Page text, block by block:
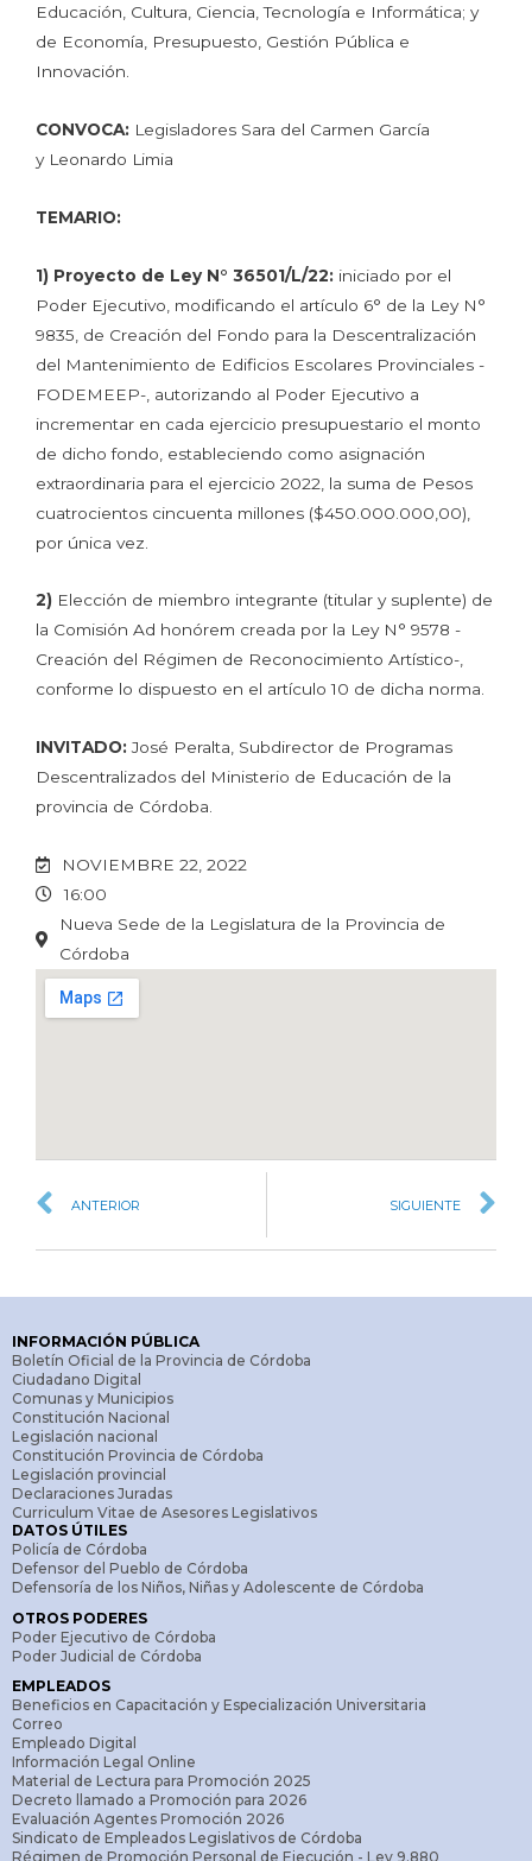
Educación, Cultura, Ciencia, Tecnología e Informática; y
de Economía, Presupuesto, Gestión Pública e
Innovación.
CONVOCA: Legisladores Sara del Carmen García
y Leonardo Limia
TEMARIO:
1) Proyecto de Ley N° 36501/L/22: iniciado por el
Poder Ejecutivo, modificando el artículo 6° de la Ley N°
9835, de Creación del Fondo para la Descentralización
del Mantenimiento de Edificios Escolares Provinciales -
FODEMEEP-, autorizando al Poder Ejecutivo a
incrementar en cada ejercicio presupuestario el monto
de dicho fondo, estableciendo como asignación
extraordinaria para el ejercicio 2022, la suma de Pesos
cuatrocientos cincuenta millones ($450.000.000,00),
por única vez.
2) Elección de miembro integrante (titular y suplente) de
la Comisión Ad honórem creada por la Ley N° 9578 -
Creación del Régimen de Reconocimiento Artístico-,
conforme lo dispuesto en el artículo 10 de dicha norma.
INVITADO: José Peralta, Subdirector de Programas
Descentralizados del Ministerio de Educación de la
provincia de Córdoba.
NOVIEMBRE 22, 2022
16:00
Nueva Sede de la Legislatura de la Provincia de
Córdoba
ANTERIOR SIGUIENTE
INFORMACIÓN PÚBLICA
Boletín Oficial de la Provincia de Córdoba
Ciudadano Digital
Comunas y Municipios
Constitución Nacional
Legislación nacional
Constitución Provincia de Córdoba
Legislación provincial
Declaraciones Juradas
Curriculum Vitae de Asesores Legislativos
DATOS ÚTILES
Policía de Córdoba
Defensor del Pueblo de Córdoba
Defensoría de los Niños, Niñas y Adolescente de Córdoba
OTROS PODERES
Poder Ejecutivo de Córdoba
Poder Judicial de Córdoba
EMPLEADOS
Beneficios en Capacitación y Especialización Universitaria
Correo
Empleado Digital
Información Legal Online
Material de Lectura para Promoción 2025
Decreto llamado a Promoción para 2026
Evaluación Agentes Promoción 2026
Sindicato de Empleados Legislativos de Córdoba
Régimen de Promoción Personal de Ejecución - Ley 9.880